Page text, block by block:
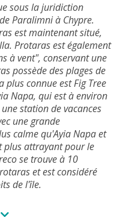
sous la juridiction
Paralimni à Chypre.
est maintenant situé,
Protaras est également
à vent", conservant une
possède des plages de
connue est Fig Tree
Napa, qui est à environ
station de vacances
une grande
calme qu'Ayia Napa et
plus attrayant pour le
se trouve à 10
et est considéré
de l'île.